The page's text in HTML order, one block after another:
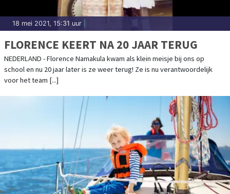
18 mei 2021, 15:31 uur
FLORENCE KEERT NA 20 JAAR TERUG
NEDERLAND - Florence Namakula kwam als klein meisje bij ons op
school en nu 20 jaar later is ze weer terug! Ze is nu verantwoordelijk
voor het team [...]